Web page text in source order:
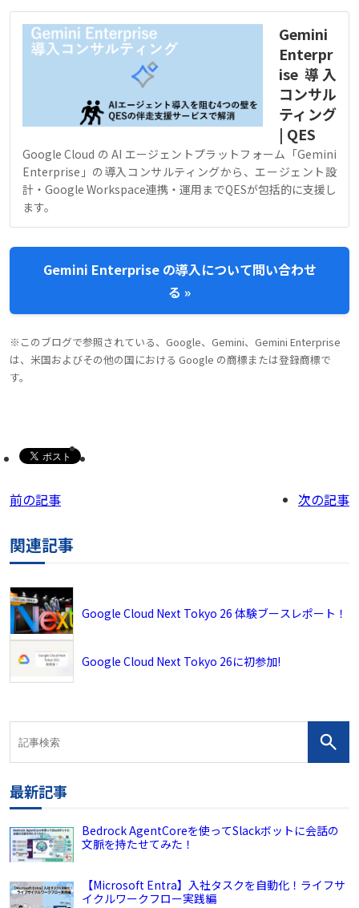
Gemini
Enterpr
ise 導入
コンサル
ティング
| QES
Google Cloud の AI エージェントプラットフォーム「Gemini
Enterprise」の導入コンサルティングから、エージェント設
計・Google Workspace連携・運用までQESが包括的に支援し
ます。
Gemini Enterprise の導入について問い合わせ
る »
※このブログで参照されている、Google、Gemini、Gemini Enterprise
は、米国およびその他の国における Google の商標または登録商標で
す。
前の記事 次の記事
関連記事
Google Cloud Next Tokyo 26 体験ブースレポート！
Google Cloud Next Tokyo 26に初参加!
最新記事
Bedrock AgentCoreを使ってSlackボットに会話の
文脈を持たせてみた！
【Microsoft Entra】入社タスクを自動化！ライフサ
イクルワークフロー実践編